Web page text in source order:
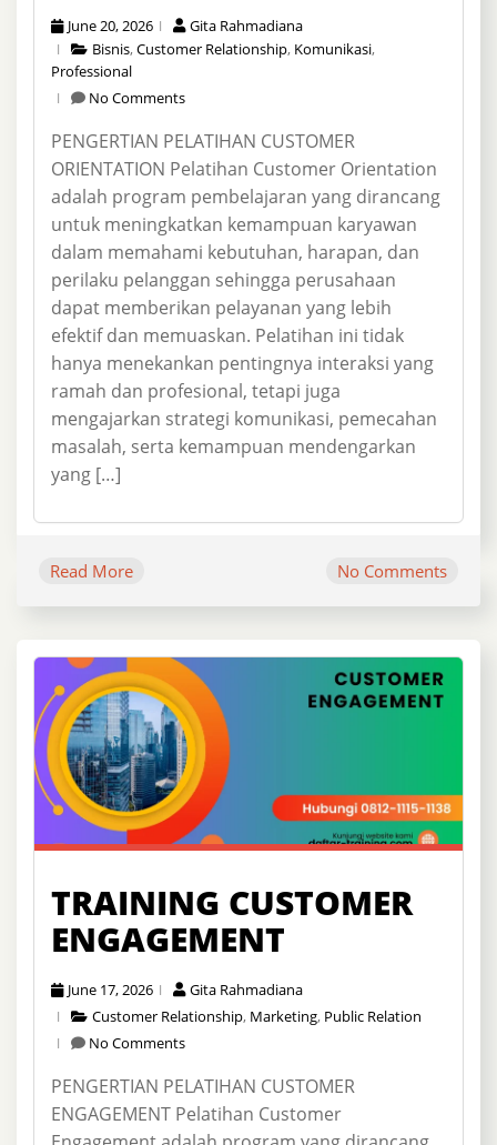
June 20, 2026
Gita Rahmadiana
Bisnis,Customer Relationship, Komunikasi,
Professional
No Comments
PENGERTIAN PELATIHAN CUSTOMER
ORIENTATION Pelatihan Customer Orientation
adalah program pembelajaran yang dirancang
untuk meningkatkan kemampuan karyawan
dalam memahami kebutuhan, harapan, dan
perilaku pelanggan sehingga perusahaan
dapat memberikan pelayanan yang lebih
efektif dan memuaskan. Pelatihan ini tidak
hanya menekankan pentingnya interaksi yang
ramah dan profesional, tetapi juga
mengajarkan strategi komunikasi, pemecahan
masalah, serta kemampuan mendengarkan
yang […]
Read More No Comments
TRAINING CUSTOMER
ENGAGEMENT
June 17, 2026
Gita Rahmadiana
Customer Relationship, Marketing, Public Relation
No Comments
PENGERTIAN PELATIHAN CUSTOMER
ENGAGEMENT Pelatihan Customer